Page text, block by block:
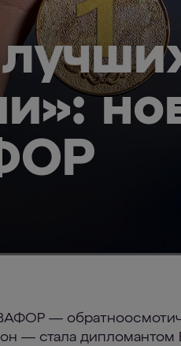
—
— стала дипломантом